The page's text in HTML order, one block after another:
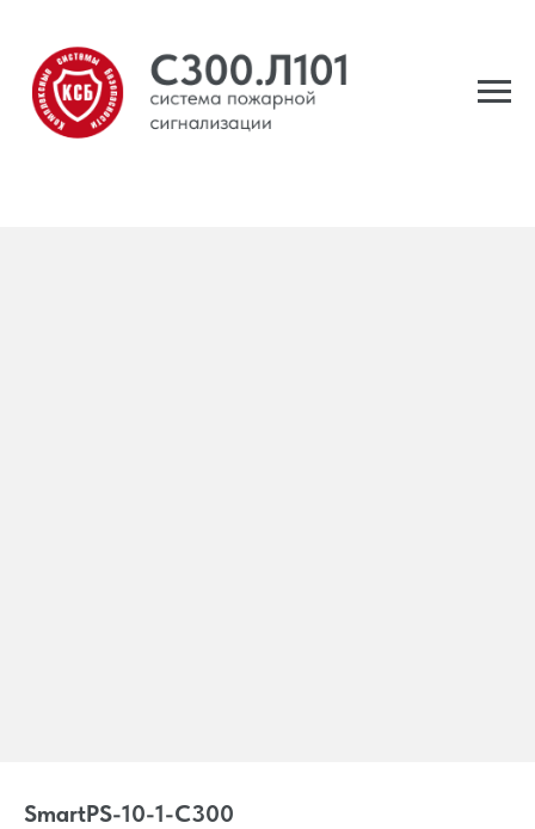
SmartPS-10-1-C300